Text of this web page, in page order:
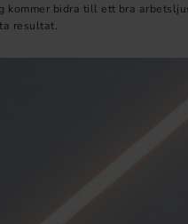
kommer bidra till ett bra
resultat.